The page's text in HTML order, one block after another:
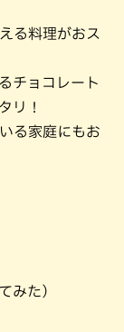
る料理がおス
チョコレート
リ！
る家庭にもお
みた）